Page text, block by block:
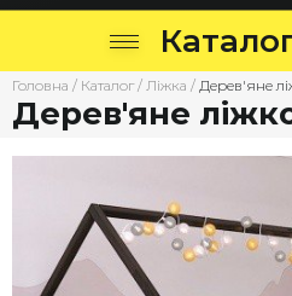
Головна / Каталог / Ліжка / Дерев'яне
Дерев'яне